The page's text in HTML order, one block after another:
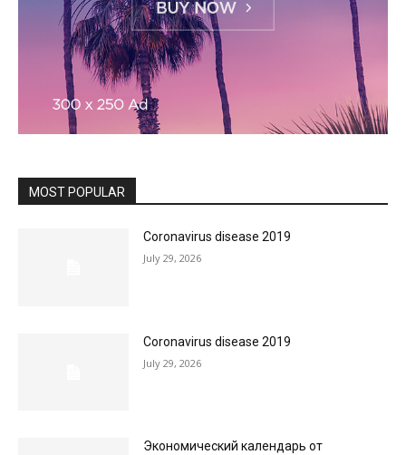
MOST POPULAR
Coronavirus disease 2019
July 29, 2026
Coronavirus disease 2019
July 29, 2026
Экономический календарь от